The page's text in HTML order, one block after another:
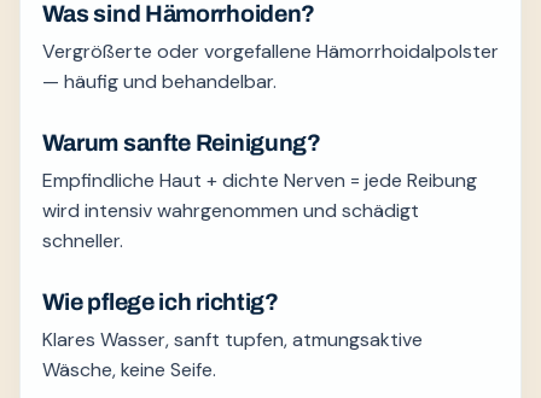
Was sind Hämorrhoiden?
Vergrößerte oder vorgefallene Hämorrhoidalpolster
— häufig und behandelbar.
Warum sanfte Reinigung?
Empfindliche Haut + dichte Nerven = jede Reibung
wird intensiv wahrgenommen und schädigt
schneller.
Wie pflege ich richtig?
Klares Wasser, sanft tupfen, atmungsaktive
Wäsche, keine Seife.